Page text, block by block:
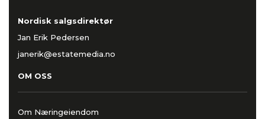
Nordisk salgsdirektør
Jan Erik Pedersen
janerik@estatemedia.no
OM OSS
Om Næringeiendom